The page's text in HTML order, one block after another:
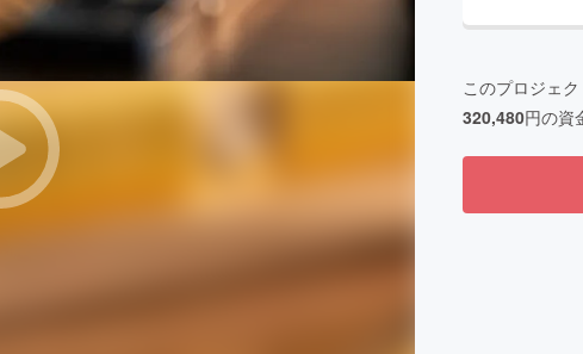
このプロジェク
320,480円の資